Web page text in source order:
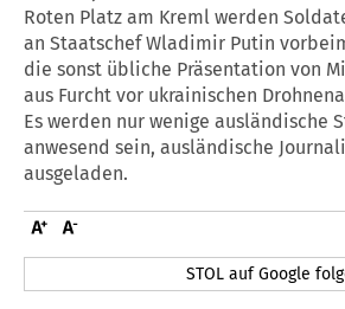
Roten Platz am Kreml werden
an Staatschef Wladimir Putin
die sonst übliche Präsentation von
aus Furcht vor ukrainischen
Es werden nur wenige ausländische
anwesend sein, ausländische
ausgeladen.
STOL auf Google